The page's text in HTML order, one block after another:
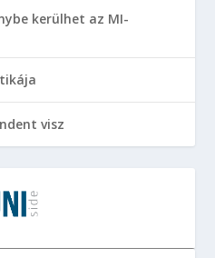
kerülhet az MI-
visz